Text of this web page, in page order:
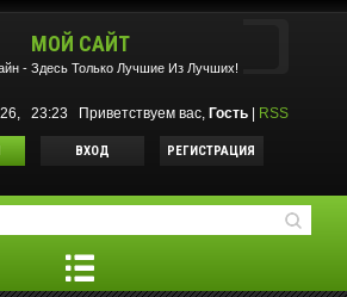
МОЙ САЙТ
- Здесь Только Лучшие Из Лучших!
23:23 Приветствуем вас, Гость RSS
ВХОД РЕГИСТРАЦИЯ